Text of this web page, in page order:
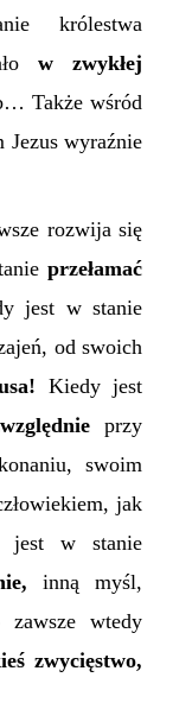
królestwa
w zwykłej
Także wśród
Jezus wyraźnie
rozwija się
przełamać
jest w stanie
od swoich
Kiedy jest
przy
swoim
jak
jest w stanie
inną myśl,
wtedy
zwycięstwo,